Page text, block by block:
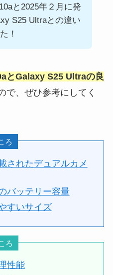
と2025年２月に発
S25 Ultraとの違い
！
とGalaxy S25 Ultraの良
で、ぜひ参考にしてく
ろ
されたデュアルカメ
バッテリー容量
すいサイズ
ろ
性能